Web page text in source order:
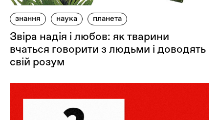
знання наука планета
Звіра надія і любов: як тварини
вчаться говорити з людьми і доводять
свій розум